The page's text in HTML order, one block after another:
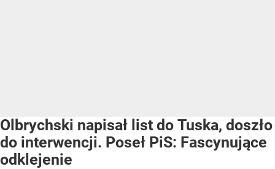
Olbrychski napisał list do Tuska, doszło
do interwencji. Poseł PiS: Fascynujące
odklejenie